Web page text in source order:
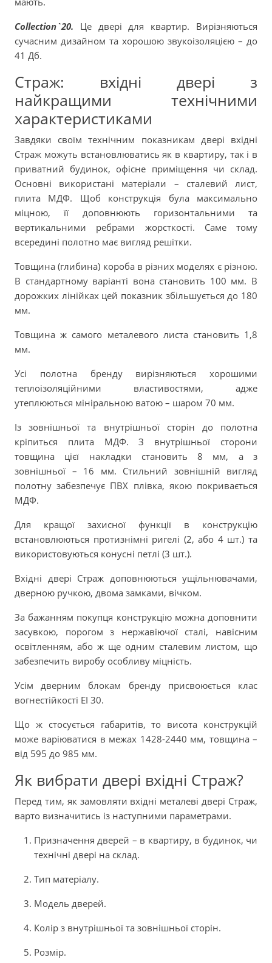
Collection`20. Це двері для квартир. Вирізняються
сучасним дизайном та хорошою звукоізоляцією – до
41 Дб.
Страж: вхідні двері з
найкращими технічними
характеристиками
Завдяки своїм технічним показникам двері вхідні
Страж можуть встановлюватись як в квартиру, так і в
приватний будинок, офісне приміщення чи склад.
Основні використані матеріали – сталевий лист,
плита МДФ. Щоб конструкція була максимально
міцною, її доповнюють горизонтальними та
вертикальними ребрами жорсткості. Саме тому
всередині полотно має вигляд решітки.
Товщина (глибина) короба в різних моделях є різною.
В стандартному варіанті вона становить 100 мм. В
дорожких лінійках цей показник збільшується до 180
мм.
Товщина ж самого металевого листа становить 1,8
мм.
Усі полотна бренду вирізняються хорошими
теплоізоляційними властивостями, адже
утеплюються мініральною ватою – шаром 70 мм.
Із зовнішньої та внутрішньої сторін до полотна
кріпиться плита МДФ. З внутрішньої сторони
товщина цієї накладки становить 8 мм, а з
зовнішньої – 16 мм. Стильний зовнішній вигляд
полотну забезпечує ПВХ плівка, якою покривається
МДФ.
Для кращої захисної функції в конструкцію
встановлюються протизнімні ригелі (2, або 4 шт.) та
використовуються конусні петлі (3 шт.).
Вхідні двері Страж доповнюються ущільнювачами,
дверною ручкою, двома замками, вічком.
За бажанням покупця конструкцію можна доповнити
засувкою, порогом з нержавіючої сталі, навісним
освітленням, або ж ще одним сталевим листом, що
забезпечить виробу особливу міцність.
Усім дверним блокам бренду присвоюється клас
вогнестійкості ЕІ 30.
Що ж стосується габаритів, то висота конструкцій
може варіюватися в межах 1428-2440 мм, товщина –
від 595 до 985 мм.
Як вибрати двері вхідні Страж?
Перед тим, як замовляти вхідні металеві двері Страж,
варто визначитись із наступними параметрами.
Призначення дверей – в квартиру, в будинок, чи
технічні двері на склад.
Тип матеріалу.
Модель дверей.
Колір з внутрішньої та зовнішньої сторін.
Розмір.